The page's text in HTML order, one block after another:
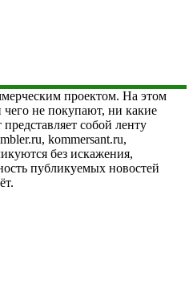
проектом. На этом
не покупают, ни какие
собой ленту
kommersant.ru,
без искажения,
публикуемых новостей